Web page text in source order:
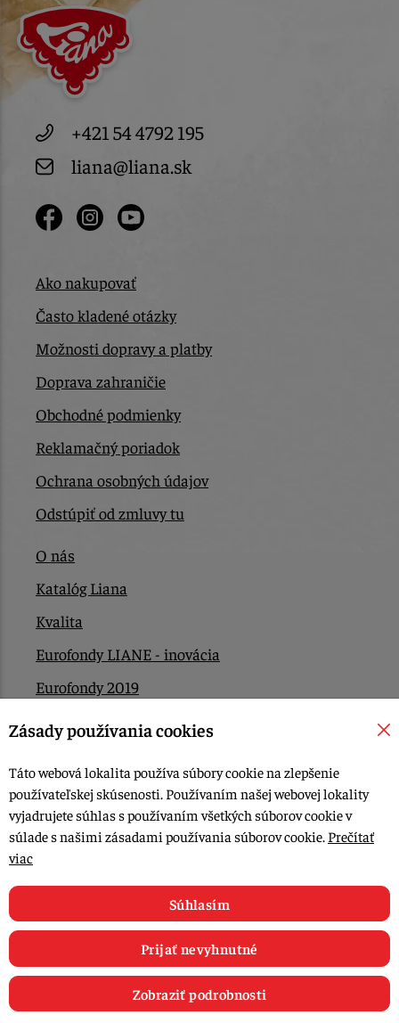
+421 54 4792 195
liana@liana.sk
Ako nakupovať
Často kladené otázky
Možnosti dopravy a platby
Doprava zahraničie
Obchodné podmienky
Reklamačný poriadok
Ochrana osobných údajov
Odstúpiť od zmluvy tu
O nás
Katalóg Liana
Kvalita
Eurofondy LIANE - inovácia
Eurofondy 2019
Eurofondy 2022/2023
Kontakt
© 2015-2026, LIANA GOLIAŠ s.r.o. všetky práva vyhradené.
Upraviť nastavenia Cookies
Zásady používania cookies
Táto webová lokalita používa súbory cookie na zlepšenie
používateľskej skúsenosti. Používaním našej webovej lokality
vyjadrujete súhlas s používaním všetkých súborov cookie v
súlade s našimi zásadami používania súborov cookie. Prečítať
viac
Súhlasím
Prijať nevyhnutné
Zobraziť podrobnosti